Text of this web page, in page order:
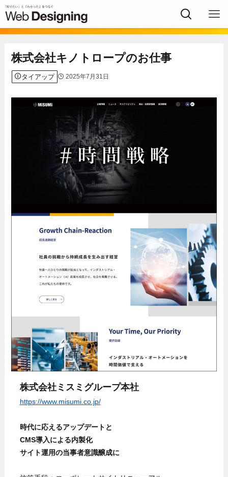
株式会社キノトロープのお仕事
タイアップ 2025年7月31日
株式会社ミスミグループ本社
https://www.misumi.co.jp/
時代に応えるアップデートと
CMS導入による内製化
サイト運用の当事者意識醸成に